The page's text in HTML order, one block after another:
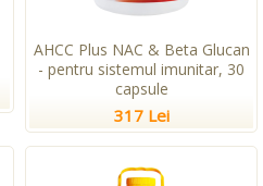
AHCC Plus NAC & Beta Glucan
- pentru sistemul imunitar, 30
capsule
317 Lei